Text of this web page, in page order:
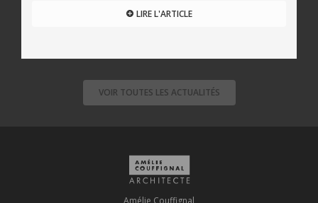
LIRE L'ARTICLE
VOIR TOUTES LES ACTUALITÉS